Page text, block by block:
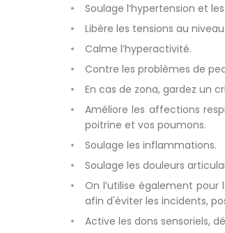
Soulage l’hypertension et
Libére les tensions au
Calme l’hyperactivité.
Contre les problèmes de
En cas de zona, gardez un
Améliore les affections
poitrine et vos poumons.
Soulage les inflammations.
Soulage les douleurs
On l’utilise également
afin d'éviter les incidents,
Active les dons sensoriels,